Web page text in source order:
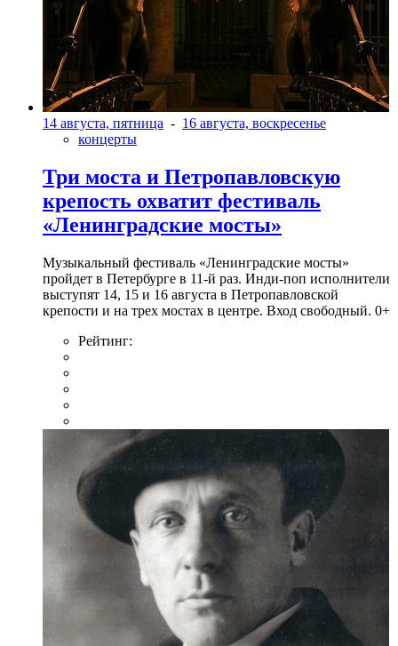
14 августа, пятница - 16 августа, воскресенье
концерты
Три моста и Петропавловскую
крепость охватит фестиваль
«Ленинградские мосты»
Музыкальный фестиваль «Ленинградские мосты»
пройдет в Петербурге в 11-й раз. Инди-поп исполнители
выступят 14, 15 и 16 августа в Петропавловской
крепости и на трех мостах в центре. Вход свободный. 0+
Рейтинг: